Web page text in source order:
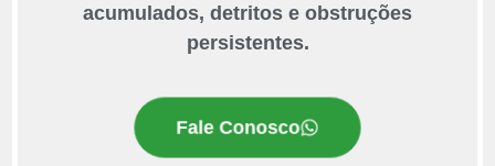
acumulados, detritos e obstruções
persistentes.
Fale Conosco